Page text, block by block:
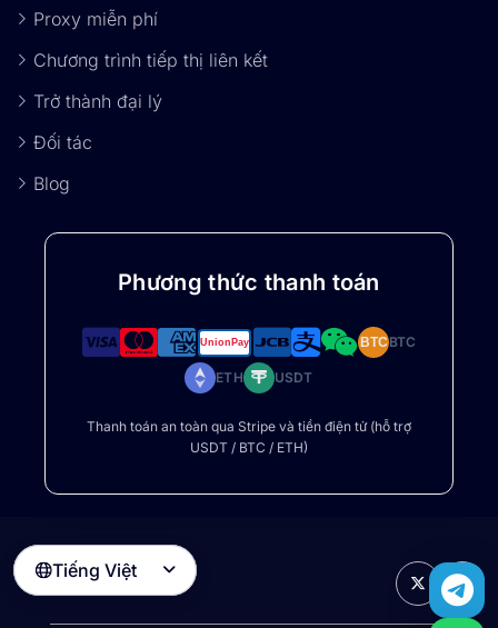
Proxy miễn phí
Chương trình tiếp thị liên kết
Trở thành đại lý
Đối tác
Blog
Phương thức thanh toán
BTCBTC
ETH USDT
Thanh toán an toàn qua Stripe và tiền điện tử (hỗ trợ
USDT / BTC / ETH)
Tiếng Việt 